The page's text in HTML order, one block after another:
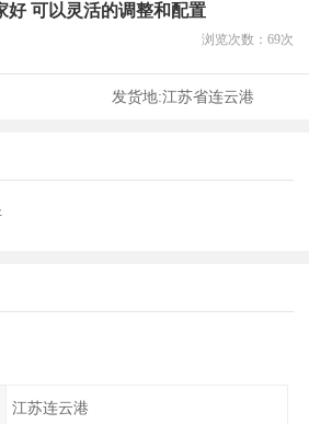
好 可以灵活的调整和配置
浏览次数： 69次
发货地:江苏省连云港
江苏连云港